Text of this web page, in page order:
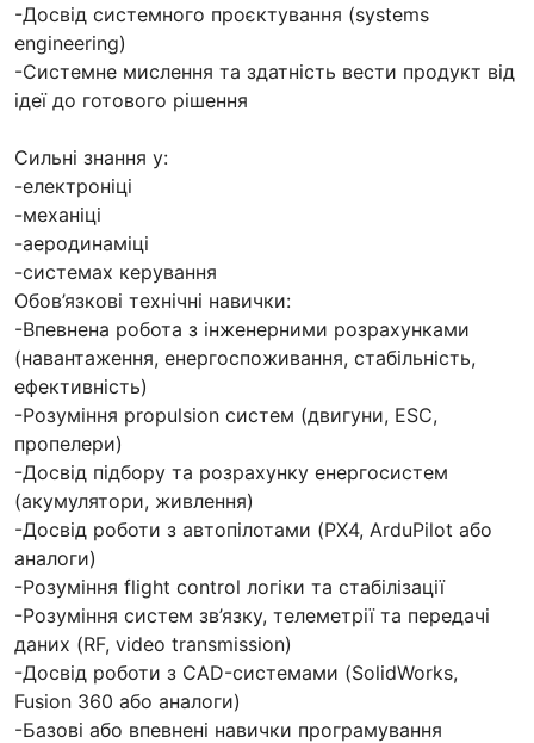
-Досвід системного проєктування (systems
engineering)
-Системне мислення та здатність вести продукт від
ідеї до готового рішення
Сильні знання у:
-електроніці
-механіці
-аеродинаміці
-системах керування
Обов’язкові технічні навички:
-Впевнена робота з інженерними розрахунками
(навантаження, енергоспоживання, стабільність,
ефективність)
-Розуміння propulsion систем (двигуни, ESC,
пропелери)
-Досвід підбору та розрахунку енергосистем
(акумулятори, живлення)
-Досвід роботи з автопілотами (PX4, ArduPilot або
аналоги)
-Розуміння flight control логіки та стабілізації
-Розуміння систем зв’язку, телеметрії та передачі
даних (RF, video transmission)
-Досвід роботи з CAD-системами (SolidWorks,
Fusion 360 або аналоги)
-Базові або впевнені навички програмування